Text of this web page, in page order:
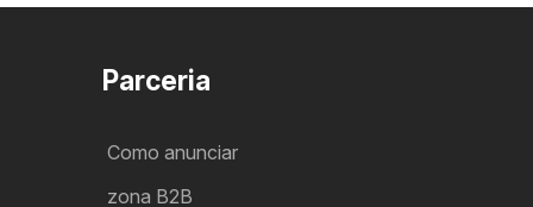
Parceria
Como anunciar
zona B2B